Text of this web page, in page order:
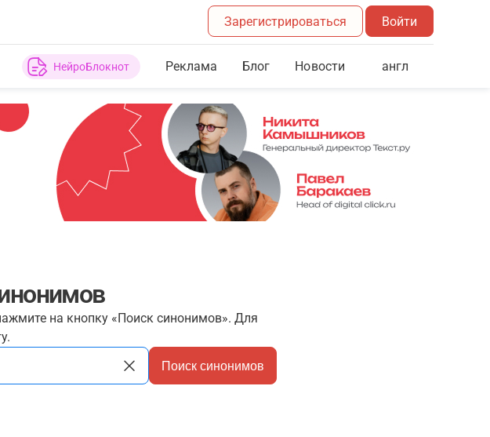
Зарегистрироваться Войти
НейроБлокнот Реклама Блог Новости англ
на кнопку «Поиск синонимов». Для
Поиск синонимов